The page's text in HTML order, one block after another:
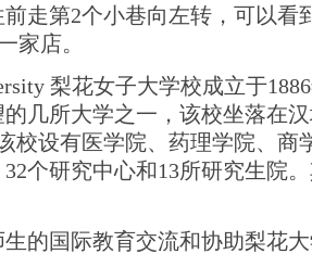
走第2个小巷向左转，可以看
家店。
梨花女子大学校成立于
几所大学之一，该校坐落在
校设有医学院、药理学院、商
个研究中心和13所研究生院
国际教育交流和协助梨花大